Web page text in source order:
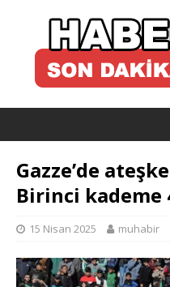
Gazze’de
Birinci kademe
15 Nisan 2025 muhabir